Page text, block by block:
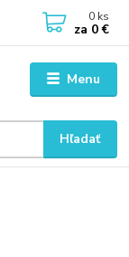
Menu
Hľadať
0 ks
za 0 €